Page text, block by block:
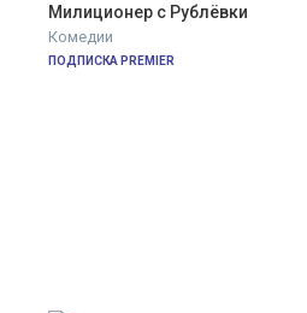
Милиционер с Рублёвки
Комедии
ПОДПИСКА PREMIER